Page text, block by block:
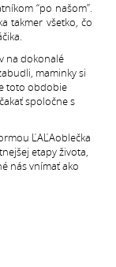
“po našom”.
takmer všetko, čo
na dokonalé
maminky si
toto obdobie
spoločne s
ĽAĽAoblečka
etapy života,
nás vnímať ako